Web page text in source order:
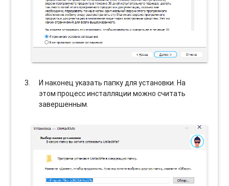
И наконец указать папку для установки. На
этом процесс инсталляции можно считать
завершенным.